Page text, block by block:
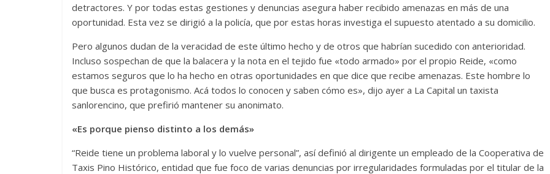
detractores. Y por todas estas gestiones y denuncias asegura haber recibido amenazas en más de una
oportunidad. Esta vez se dirigió a la policía, que por estas horas investiga el supuesto atentado a su domicilio.
Pero algunos dudan de la veracidad de este último hecho y de otros que habrían sucedido con anterioridad.
Incluso sospechan de que la balacera y la nota en el tejido fue «todo armado» por el propio Reide, «como
estamos seguros que lo ha hecho en otras oportunidades en que dice que recibe amenazas. Este hombre lo
que busca es protagonismo. Acá todos lo conocen y saben cómo es», dijo ayer a La Capital un taxista
sanlorencino, que prefirió mantener su anonimato.
«Es porque pienso distinto a los demás»
“Reide tiene un problema laboral y lo vuelve personal”, así definió al dirigente un empleado de la Cooperativa de
Taxis Pino Histórico, entidad que fue foco de varias denuncias por irregularidades formuladas por el titular de la